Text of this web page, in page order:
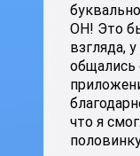
ОН! Это
взгляда,
общались
что я